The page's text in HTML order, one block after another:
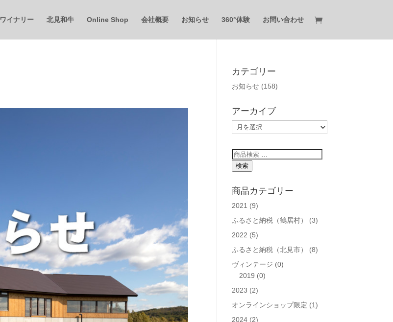
ワイナリー 北見和牛 Online Shop 会社概要 お知らせ 360°体験 お問い合わせ
カテゴリー
お知らせ (158)
アーカイブ
ア
ー
カ
イ
ブ
検
索
象:
検索
商品カテゴリー
2021 (9)
ふるさと納税（鶴居村）
(3)
2022 (5)
ふるさと納税（北見市）
(8)
ヴィンテージ (0)
2019 (0)
2023 (2)
オンラインショップ限定 (1)
2024 (2)